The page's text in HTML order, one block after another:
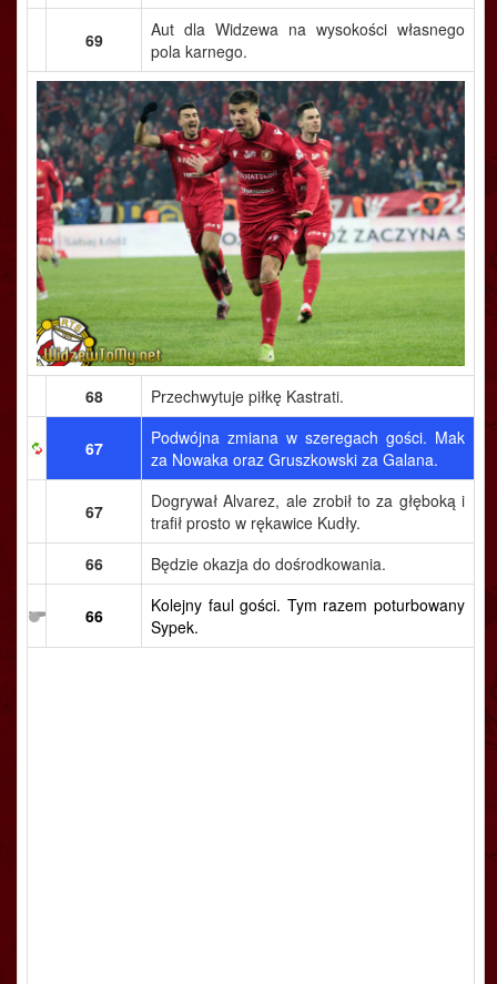
69
Aut dla Widzewa na wysokości własnego
pola karnego.
68 Przechwytuje piłkę Kastrati.
67
Podwójna zmiana w szeregach gości. Mak
za Nowaka oraz Gruszkowski za Galana.
67
Dogrywał Alvarez, ale zrobił to za głęboką i
trafił prosto w rękawice Kudły.
66
Będzie okazja do dośrodkowania.
66
Kolejny faul gości. Tym razem poturbowany
Sypek.